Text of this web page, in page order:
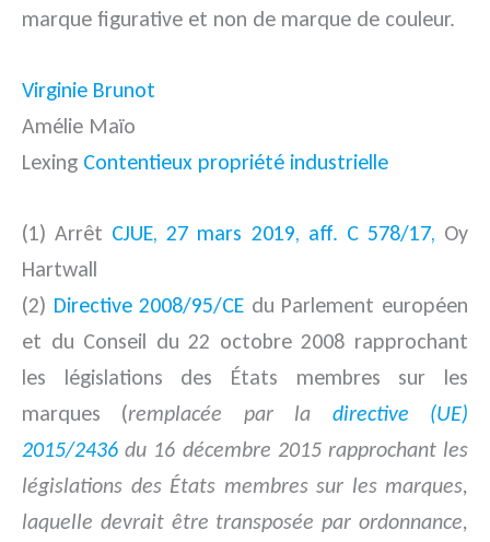
marque figurative et non de marque de couleur.
Virginie Brunot
Amélie Maïo
Lexing Contentieux propriété industrielle
(1) Arrêt CJUE, 27 mars 2019, aff. C 578/17, Oy
Hartwall
(2) Directive 2008/95/CE du Parlement européen
et du Conseil du 22 octobre 2008 rapprochant
les législations des États membres sur les
marques (remplacée par la directive (UE)
2015/2436 du 16 décembre 2015 rapprochant les
législations des États membres sur les marques,
laquelle devrait être transposée par ordonnance,